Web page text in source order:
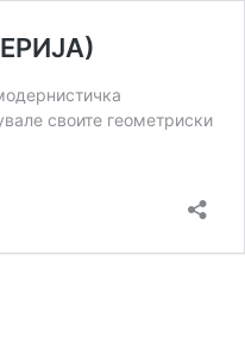
своите геометриски